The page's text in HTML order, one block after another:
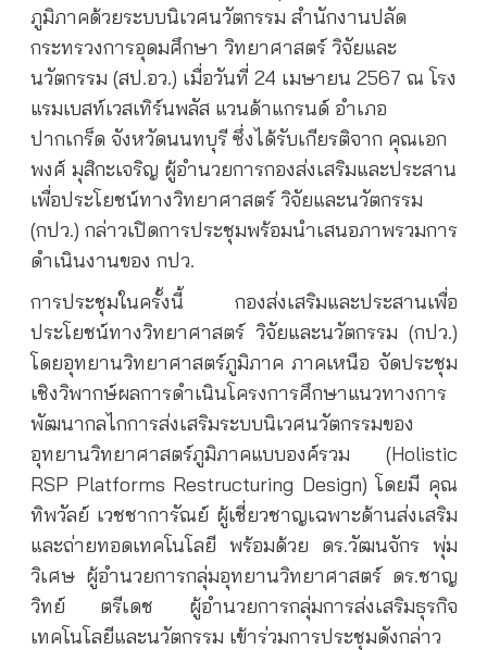
ภูมิภาคด้วยระบบนิเวศนวัตกรรม สำนักงานปลัด
กระทรวงการอุดมศึกษา วิทยาศาสตร์ วิจัยและ
นวัตกรรม (สป.อว.) เมื่อวันที่ 24 เมษายน 2567 ณ โรง
แรมเบสท์เวสเทิร์นพลัส แวนด้าแกรนด์ อำเภอ
ปากเกร็ด จังหวัดนนทบุรี ซึ่งได้รับเกียรติจาก คุณเอก
พงศ์ มุสิกะเจริญ ผู้อำนวยการกองส่งเสริมและประสาน
เพื่อประโยชน์ทางวิทยาศาสตร์ วิจัยและนวัตกรรม
(กปว.) กล่าวเปิดการประชุมพร้อมนำเสนอภาพรวมการ
ดำเนินงานของ กปว.
การประชุมในครั้งนี้ กองส่งเสริมและประสานเพื่อ
ประโยชน์ทางวิทยาศาสตร์ วิจัยและนวัตกรรม (กปว.)
โดยอุทยานวิทยาศาสตร์ภูมิภาค ภาคเหนือ จัดประชุม
เชิงวิพากษ์ผลการดำเนินโครงการศึกษาแนวทางการ
พัฒนากลไกการส่งเสริมระบบนิเวศนวัตกรรมของ
อุทยานวิทยาศาสตร์ภูมิภาคแบบองค์รวม (Holistic
RSP Platforms Restructuring Design) โดยมี คุณ
ทิพวัลย์ เวชชาการัณย์ ผู้เชี่ยวชาญเฉพาะด้านส่งเสริม
และถ่ายทอดเทคโนโลยี พร้อมด้วย ดร.วัฒนจักร พุ่ม
วิเศษ ผู้อำนวยการกลุ่มอุทยานวิทยาศาสตร์ ดร.ชาญ
วิทย์ ตรีเดช ผู้อำนวยการกลุ่มการส่งเสริมธุรกิจ
เทคโนโลยีและนวัตกรรม เข้าร่วมการประชุมดังกล่าว